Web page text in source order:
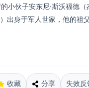
小伙子安东尼·斯沃福德
出身于军人世家，他的祖
收藏 分享 失效反